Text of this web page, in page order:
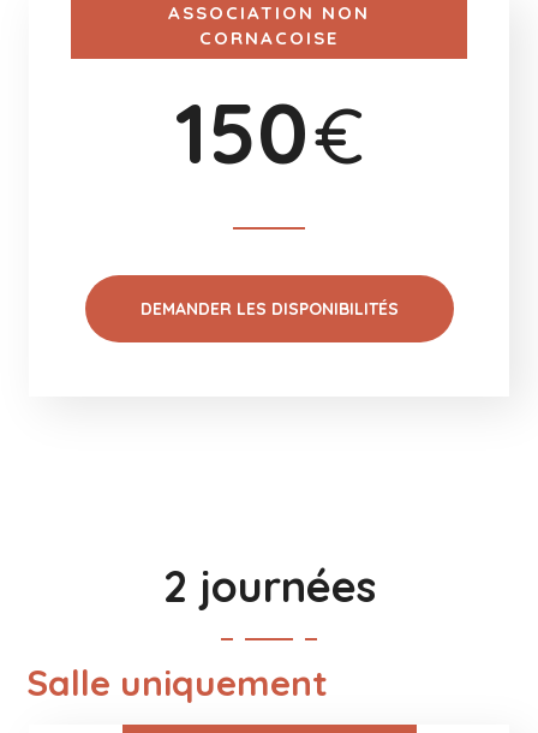
ASSOCIATION NON
CORNACOISE
150€
DEMANDER LES DISPONIBILITÉS
2 journées
Salle uniquement